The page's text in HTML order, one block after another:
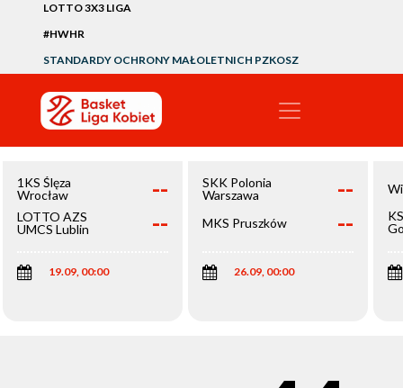
LOTTO 3X3 LIGA
#HWHR
STANDARDY OCHRONY MAŁOLETNICH PZKOSZ
1KS Ślęza
Wrocław
--
LOTTO AZS
UMCS Lublin
--
19.09, 00:00
SKK Polonia
Warszawa
--
MKS Pruszków --
26.09, 00:00